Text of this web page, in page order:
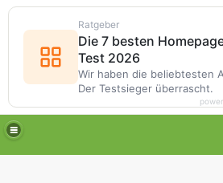
Ratgeber
Die 7 besten
Test 2026
Wir haben die beliebtesten
Der Testsieger überrascht.